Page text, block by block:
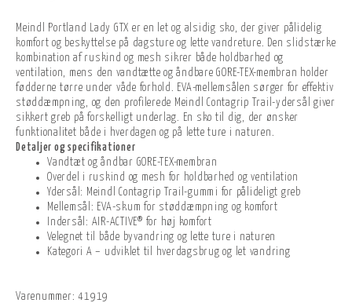
Meindl Portland Lady GTX er en let og alsidig sko, der giver pålidelig
komfort og beskyttelse på dagsture og lette vandreture. Den slidstærke
kombination af ruskind og mesh sikrer både holdbarhed og
ventilation, mens den vandtætte og åndbare GORE-TEX-membran holder
fødderne tørre under våde forhold. EVA-mellemsålen sørger for effektiv
støddæmpning, og den profilerede Meindl Contagrip Trail-ydersål giver
sikkert greb på forskelligt underlag. En sko til dig, der ønsker
funktionalitet både i hverdagen og på lette ture i naturen.
Detaljer og specifikationer
Vandtæt og åndbar GORE-TEX-membran
Overdel i ruskind og mesh for holdbarhed og ventilation
Ydersål: Meindl Contagrip Trail-gummi for pålideligt greb
Mellemsål: EVA-skum for støddæmpning og komfort
Indersål: AIR-ACTIVE® for høj komfort
Velegnet til både byvandring og lette ture i naturen
Kategori A – udviklet til hverdagsbrug og let vandring
Varenummer: 41919